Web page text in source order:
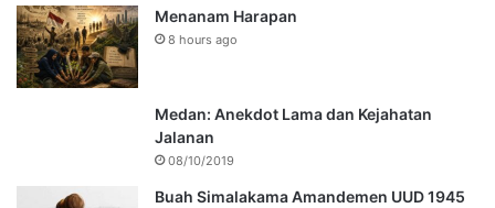
Menanam Harapan
8 hours ago
Medan: Anekdot Lama dan Kejahatan
Jalanan
08/10/2019
Buah Simalakama Amandemen UUD 1945